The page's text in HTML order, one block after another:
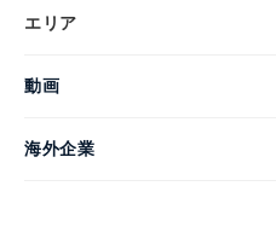
エリア
動画
海外企業